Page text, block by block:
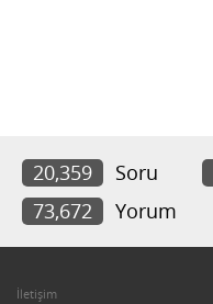
20,359 Soru
73,672
Yorum
İletişim